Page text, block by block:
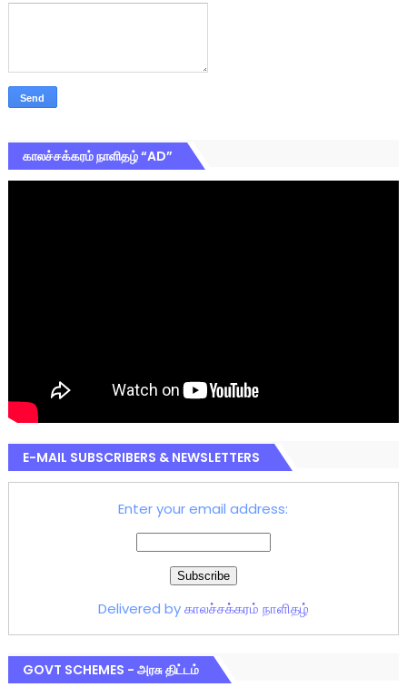
காலச்சக்கரம் நாளிதழ் “AD”
E-MAIL SUBSCRIBERS & NEWSLETTERS
Enter your email address:
Delivered byகாலச்சக்கரம் நாளிதழ்
GOVT SCHEMES - அரசு திட்டம்